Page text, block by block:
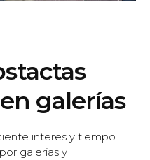
galerías
interes y tiempo
galerias y